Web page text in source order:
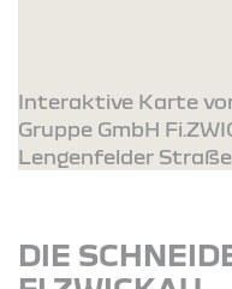
Interaktive Karte
Gruppe GmbH
Lengenfelder Straße
DIE